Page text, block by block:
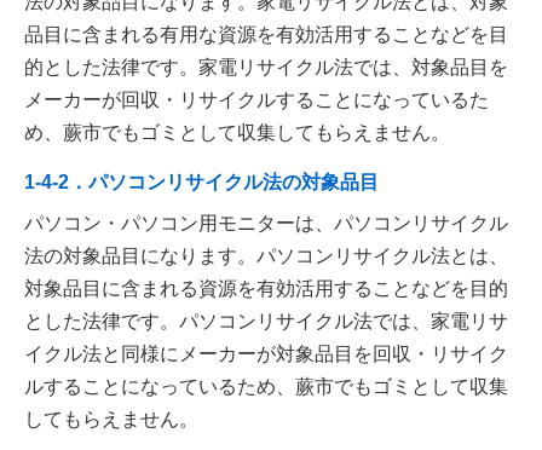
品目に含まれる有用な資源を有効活用することなどを目
的とした法律です。家電リサイクル法では、対象品目を
メーカーが回収・リサイクルすることになっているた
め、蕨市でもゴミとして収集してもらえません。
1-4-2．パソコンリサイクル法の対象品目
パソコン・パソコン用モニターは、パソコンリサイクル
法の対象品目になります。パソコンリサイクル法とは、
対象品目に含まれる資源を有効活用することなどを目的
とした法律です。パソコンリサイクル法では、家電リサ
イクル法と同様にメーカーが対象品目を回収・リサイク
ルすることになっているため、蕨市でもゴミとして収集
してもらえません。